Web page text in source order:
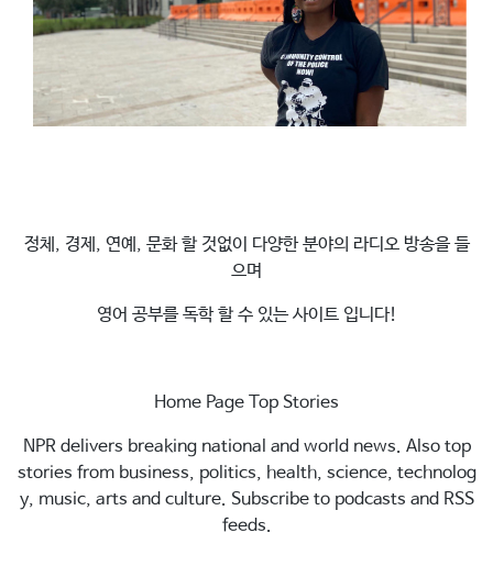
정체, 경제, 연예, 문화 할 것없이 다양한 분야의 라디오 방송을 들
으며
영어 공부를 독학 할 수 있는 사이트 입니다!
Home Page Top Stories
NPR delivers breaking national and world news. Also top
stories from business, politics, health, science, technolog
y, music, arts and culture. Subscribe to podcasts and RSS
feeds.